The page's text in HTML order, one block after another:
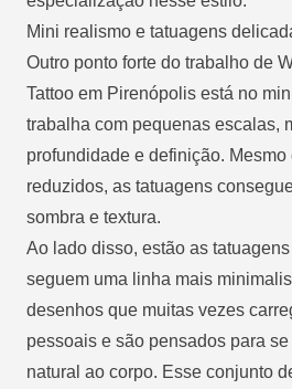
Mini realismo e tatuagens
Outro ponto forte do trabalho de
Tattoo em Pirenópolis está no
trabalha com pequenas escalas,
profundidade e definição. Mesmo
reduzidos, as tatuagens
sombra e textura.
Ao lado disso, estão as
seguem uma linha mais
desenhos que muitas vezes
pessoais e são pensados para
natural ao corpo. Esse conjunto